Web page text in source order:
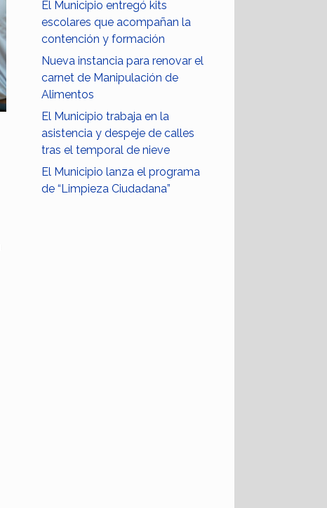
El Municipio entregó kits
escolares que acompañan la
contención y formación
Nueva instancia para renovar el
carnet de Manipulación de
Alimentos
El Municipio trabaja en la
asistencia y despeje de calles
tras el temporal de nieve
El Municipio lanza el programa
de “Limpieza Ciudadana”